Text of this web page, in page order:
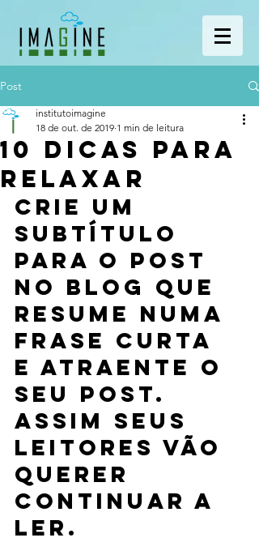
Post
10 dicas para
relaxar
institutoimagine
18 de out. de 2019 1 min de leitura
Crie um
subtítulo
para o post
no blog que
resume numa
frase curta
e atraente o
seu post.
Assim seus
leitores vão
querer
continuar a
ler.